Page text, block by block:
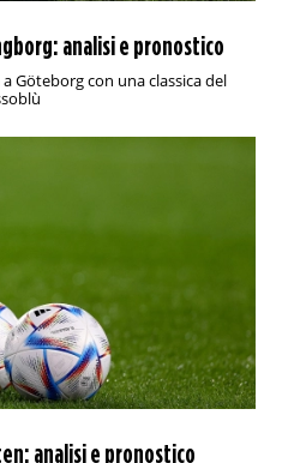
analisi e pronostico
Göteborg con una classica del
analisi e pronostico